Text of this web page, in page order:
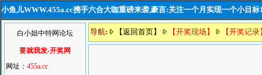
小鱼儿WWW.455a.cc携手六合大咖重磅来袭,豪言:关注一个月实现一个小目标
白小姐中特网论坛
要就我发-开奖网
网址： 455a.cc
导航: 【返回首页】 【开奖现场】 【开奖记录